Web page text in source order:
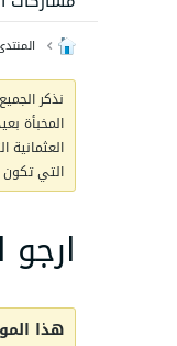
نذكر
المخبأة
التي
هذا